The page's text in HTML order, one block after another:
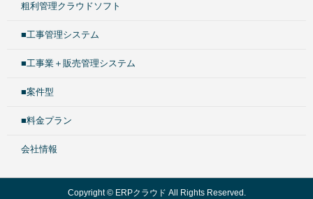
粗利管理クラウドソフト
■工事管理システム
■工事業＋販売管理システム
■案件型
■料金プラン
会社情報
Copyright © ERPクラウド All Rights Reserved.